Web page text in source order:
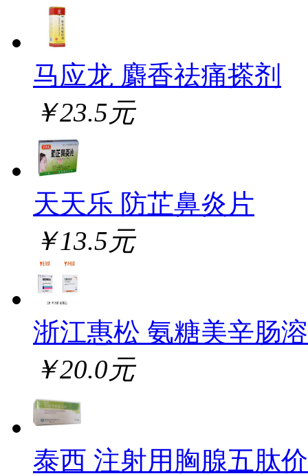
马应龙 麝香祛痛搽剂
￥23.5元
天天乐 防芷鼻炎片
￥13.5元
浙江惠松 氨糖美辛肠
￥20.0元
泰西 注射用胸腺五肽